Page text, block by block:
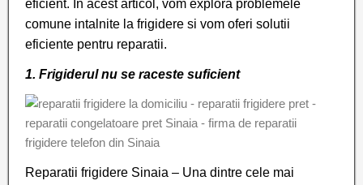
eficient. In acest articol, vom explora problemele
comune intalnite la frigidere si vom oferi solutii
eficiente pentru reparatii.
1. Frigiderul nu se raceste suficient
Reparatii frigidere Sinaia – Una dintre cele mai